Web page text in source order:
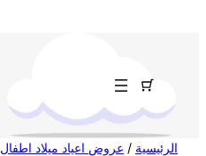
الرئيسية / عروض اعياد ميلاد اطفال